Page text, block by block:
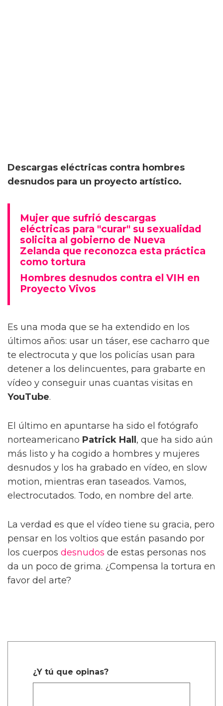
Descargas eléctricas contra hombres
desnudos para un proyecto artístico.
Mujer que sufrió descargas
eléctricas para "curar" su sexualidad
solicita al gobierno de Nueva
Zelanda que reconozca esta práctica
como tortura
Hombres desnudos contra el VIH en
Proyecto Vivos
Es una moda que se ha extendido en los
últimos años: usar un táser, ese cacharro que
te electrocuta y que los policías usan para
detener a los delincuentes, para grabarte en
vídeo y conseguir unas cuantas visitas en
YouTube.
El último en apuntarse ha sido el fotógrafo
norteamericano Patrick Hall , que ha sido aún
más listo y ha cogido a hombres y mujeres
desnudos y los ha grabado en vídeo, en slow
motion, mientras eran taseados. Vamos,
electrocutados. Todo, en nombre del arte.
La verdad es que el vídeo tiene su gracia, pero
pensar en los voltios que están pasando por
los cuerpos desnudos de estas personas nos
da un poco de grima. ¿Compensa la tortura en
favor del arte?
¿Y tú que opinas?